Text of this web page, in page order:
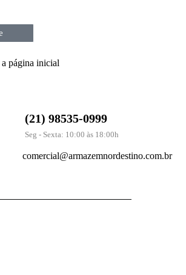
página inicial
(21) 98535-0999
Seg - Sexta: 10:00 às 18:00h
comercial@armazemnordestino.com.br